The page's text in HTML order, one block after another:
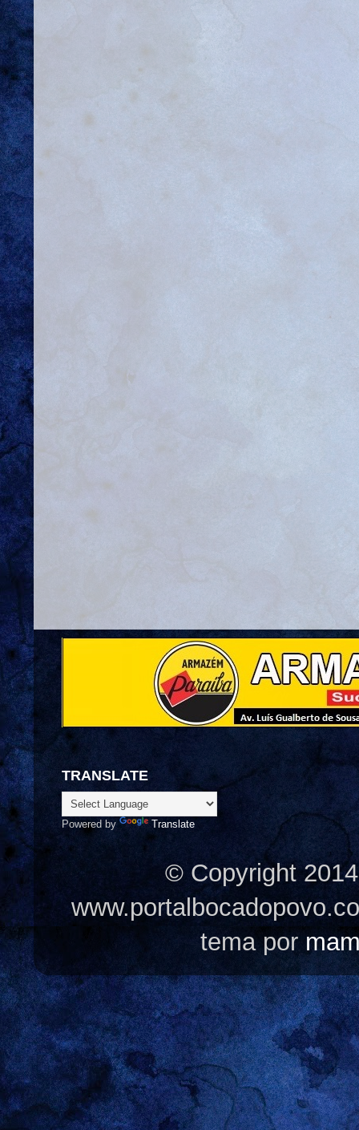
TRANSLATE
Powered by Translate
© Copyright
tema por